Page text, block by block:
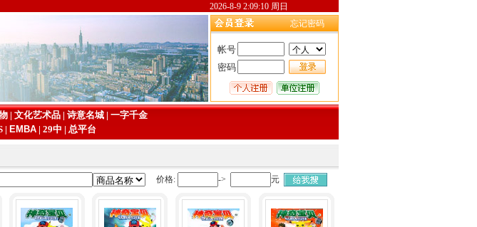
2026-8-9 2:09:10 周日
忘记密码
帐号
密码
| 文化艺术品| 诗意名城| 一字千金
| EMBA| 29中 | 总平台
价格: -> 元